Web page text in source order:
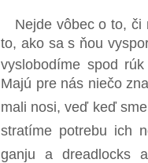
Nejde vôbec o to, či
to, ako sa s ňou
vyslobodíme spod
Majú pre nás niečo
mali nosi, veď keď
stratíme potrebu ich
ganju a dreadlocks